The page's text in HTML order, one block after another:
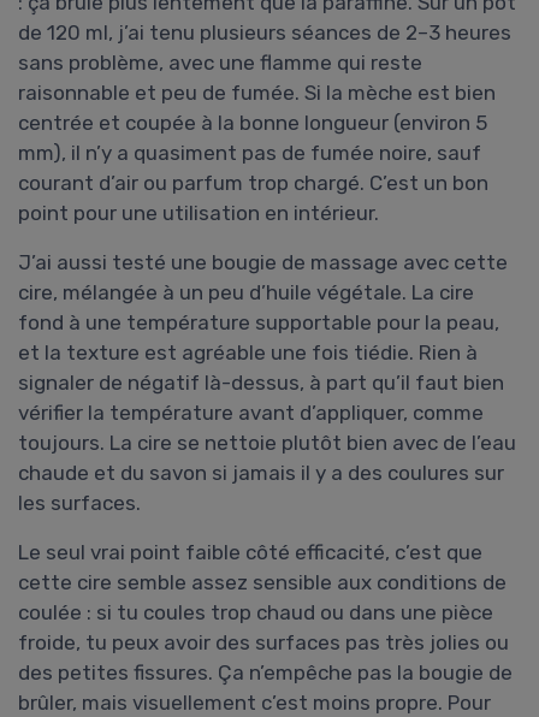
de 120 ml, j’ai tenu plusieurs séances de 2–3 heures
sans problème, avec une flamme qui reste
raisonnable et peu de fumée. Si la mèche est bien
centrée et coupée à la bonne longueur (environ 5
mm), il n’y a quasiment pas de fumée noire, sauf
courant d’air ou parfum trop chargé. C’est un bon
point pour une utilisation en intérieur.
J’ai aussi testé une bougie de massage avec cette
cire, mélangée à un peu d’huile végétale. La cire
fond à une température supportable pour la peau,
et la texture est agréable une fois tiédie. Rien à
signaler de négatif là-dessus, à part qu’il faut bien
vérifier la température avant d’appliquer, comme
toujours. La cire se nettoie plutôt bien avec de l’eau
chaude et du savon si jamais il y a des coulures sur
les surfaces.
Le seul vrai point faible côté efficacité, c’est que
cette cire semble assez sensible aux conditions de
coulée : si tu coules trop chaud ou dans une pièce
froide, tu peux avoir des surfaces pas très jolies ou
des petites fissures. Ça n’empêche pas la bougie de
brûler, mais visuellement c’est moins propre. Pour